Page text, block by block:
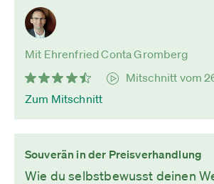
Mit Ehrenfried Conta Gromberg
Mitschnitt vom
Zum Mitschnitt
Souverän in der Preisverhandlung
Wie du selbstbewusst deinen